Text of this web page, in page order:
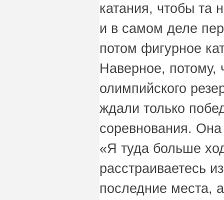
катания, чтобы та
и в самом деле
потом фигурное
Наверное, потому,
олимпийского
ждали только
соревнования.
«Я туда больше
расстраиваетесь
последние места,